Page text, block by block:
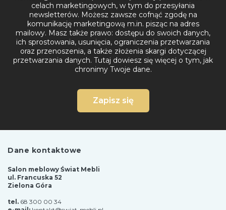
celach marketingowych, w tym do przesyłania
newsletterów. Możesz zawsze cofnąć zgodę na
komunikację marketingową m.in. pisząc na adres
mailowy. Masz także prawo: dostępu do swoich danych,
ich sprostowania, usunięcia, ograniczenia przetwarzania
oraz przenoszenia, a także złożenia skargi dotyczącej
przetwarzania danych. Tutaj dowiesz się więcej o tym, jak
chronimy Twoje dane.
Zapisz się
Dane kontaktowe
Salon meblowy Świat Mebli
ul. Francuska 52
Zielona Góra
tel. 68 300 00 34